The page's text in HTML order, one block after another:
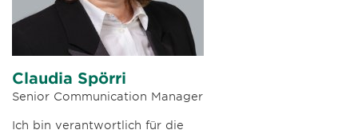
Claudia Spörri
Senior Communication Manager
Ich bin verantwortlich für die